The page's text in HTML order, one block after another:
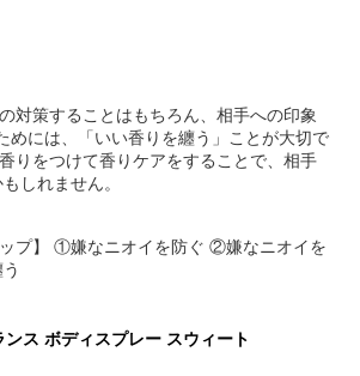
対策することはもちろん、相手への印象
めには、「いい香りを纏う」ことが大切で
りをつけて香りケアをすることで、相手
しれません。
ップ】 ①嫌なニオイを防ぐ ②嫌なニオイを
ス ボディスプレー スウィート